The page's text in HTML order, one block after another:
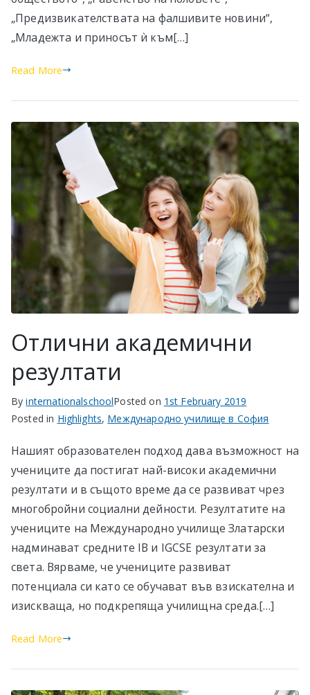
„Предизвикателствата на фалшивите новини“,
„Младежта и приносът ѝ към[…]
Read More
Отлични академични
резултати
ByinternationalschoolPosted on 1st February 2019
Posted in Highlights, Международно училище в София
Нашият образователен подход дава възможност на
учениците да постигат най-високи академични
резултати и в същото време да се развиват чрез
многобройни социални дейности. Резултатите на
учениците на Международно училище Златарски
надминават средните IB и IGCSE резултати за
света. Вярваме, че учениците развиват
потенциала си като се обучават във взискателна и
изискваща, но подкрепяща училищна среда.[…]
Read More